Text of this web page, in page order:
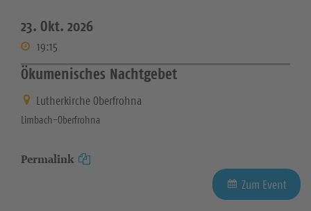
23. Okt. 2026
19:15
Ökumenisches Nachtgebet
Lutherkirche Oberfrohna
Limbach-Oberfrohna
Permalink
Zum Event